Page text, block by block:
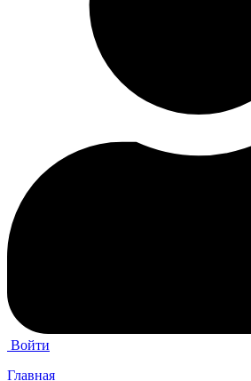
Войти
Главная